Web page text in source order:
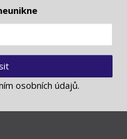
osobních údajů.